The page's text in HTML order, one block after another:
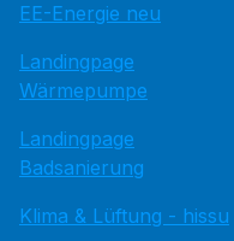
EE-Energie neu
Landingpage
Wärmepumpe
Landingpage
Badsanierung
Klima & Lüftung - hissu